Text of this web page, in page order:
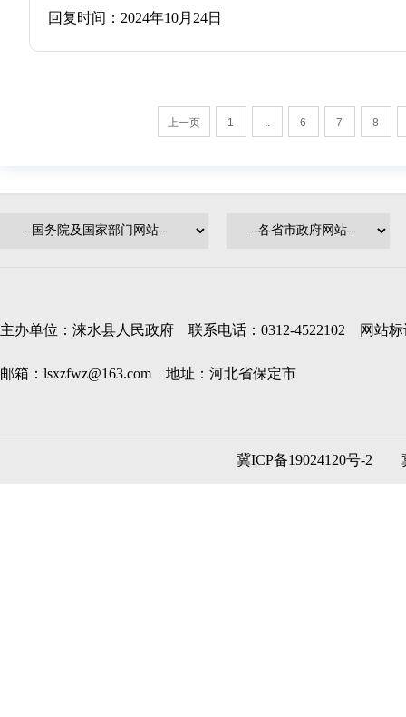
回复时间：2024年10月24日
上一页 1 6 7 8
主办单位：涞水县人民政府 联系电话：0312-4522102 网站标
邮箱：lsxzfwz@163.com 地址：河北省保定市
冀ICP备19024120号-2